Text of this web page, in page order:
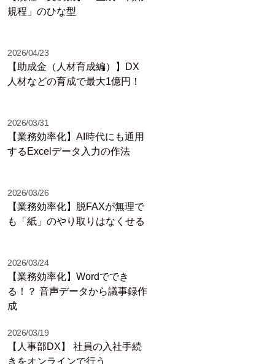
規程」のひな型
2026/04/23
【助成金（人材育成編）】DX
人材などの育成で最大1億円！
2026/03/31
【業務効率化】AI時代にも通用
するExcelデータ入力の作法
2026/03/26
【業務効率化】脱FAXが無理で
も「紙」のやり取りはなくせる
2026/03/24
【業務効率化】Wordででき
る！？ 音声データから議事録作
成
2026/03/19
【人事部DX】 社員の入社手続
きをオンラインで行う